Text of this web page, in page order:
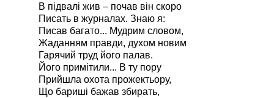
В підвалі жив – почав він скоро
Писать в журналах. Знаю я:
Писав багато... Мудрим словом,
Жаданням правди, духом новим
Гарячий труд його палав.
Його примітили... В ту пору
Прийшла охота прожектьору,
Що бариші бажав збирать,